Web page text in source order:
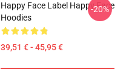
Happy Face Label Happy Face
Hoodies
39,51 € - 45,95 €
-20%